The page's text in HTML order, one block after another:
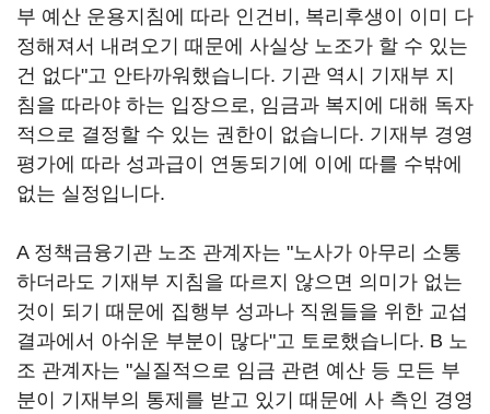
부 예산 운용지침에 따라 인건비, 복리후생이 이미 다
정해져서 내려오기 때문에 사실상 노조가 할 수 있는
건 없다"고 안타까워했습니다. 기관 역시 기재부 지
침을 따라야 하는 입장으로, 임금과 복지에 대해 독자
적으로 결정할 수 있는 권한이 없습니다. 기재부 경영
평가에 따라 성과급이 연동되기에 이에 따를 수밖에
없는 실정입니다.
A 정책금융기관 노조 관계자는 "노사가 아무리 소통
하더라도 기재부 지침을 따르지 않으면 의미가 없는
것이 되기 때문에 집행부 성과나 직원들을 위한 교섭
결과에서 아쉬운 부분이 많다"고 토로했습니다. B 노
조 관계자는 "실질적으로 임금 관련 예산 등 모든 부
분이 기재부의 통제를 받고 있기 때문에 사 측인 경영